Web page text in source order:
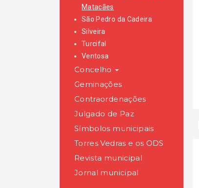
Matacães
São Pedro da Cadeira
Silveira
Turcifal
Ventosa
Concelho
Geminações
Contraordenações
Julgado de Paz
Símbolos municipais
Torres Vedras e os ODS
Revista municipal
Jornal municipal